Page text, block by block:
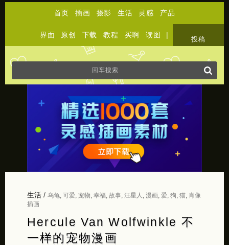
首页 插画 摄影 生活 灵感 产品
界面 原创 下载 教程 买啊 读图 |
投稿
生活/ 乌龟, 可爱, 宠物 幸福, 故事, 汪星人 漫画, 爱, 狗 猫, 肖像
插画
Hercule Van Wolfwinkle 不
一样的宠物漫画